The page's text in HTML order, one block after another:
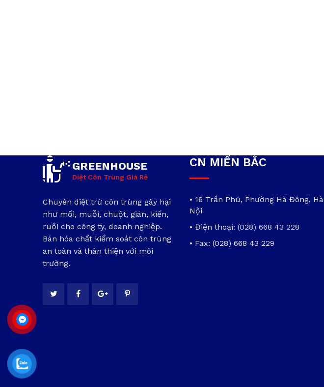
GREENHOUSE
Diệt Côn Trùng Giá Rẻ
Chuyên diệt trừ côn trùng gây hại
như mối, muỗi, chuột, gián, kiến,
ruồi cho công ty, doanh nghiệp.
Bán hóa chất kiểm soát côn trùng
an toàn và thân thiện với môi
trường.
CN MIỀN BẮC
• 16 Trần Phú, Phường Hà Đông, Hà
Nội
• Điện thoại: (028) 668 43 228
• Fax: (028) 668 43 229